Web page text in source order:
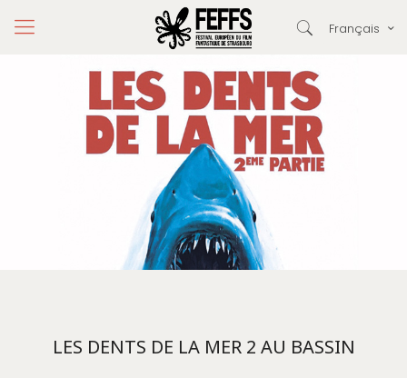
Français
LES DENTS DE LA MER 2 AU BASSIN